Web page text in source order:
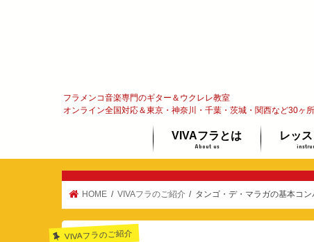
フラメンコ音楽専門のギター＆ウクレレ教室
オンライン全国対応＆東京・神奈川・千葉・茨城・関西など30ヶ
VIVAフラとは
About us
フラメンコってな〜に？
代表メッセージ
レッ
オンラ
ギター
ウクレ
体験レ
HOME VIVAフラのご紹介 タンゴ・デ・マラガの基本コン
VIVAフラのご紹介